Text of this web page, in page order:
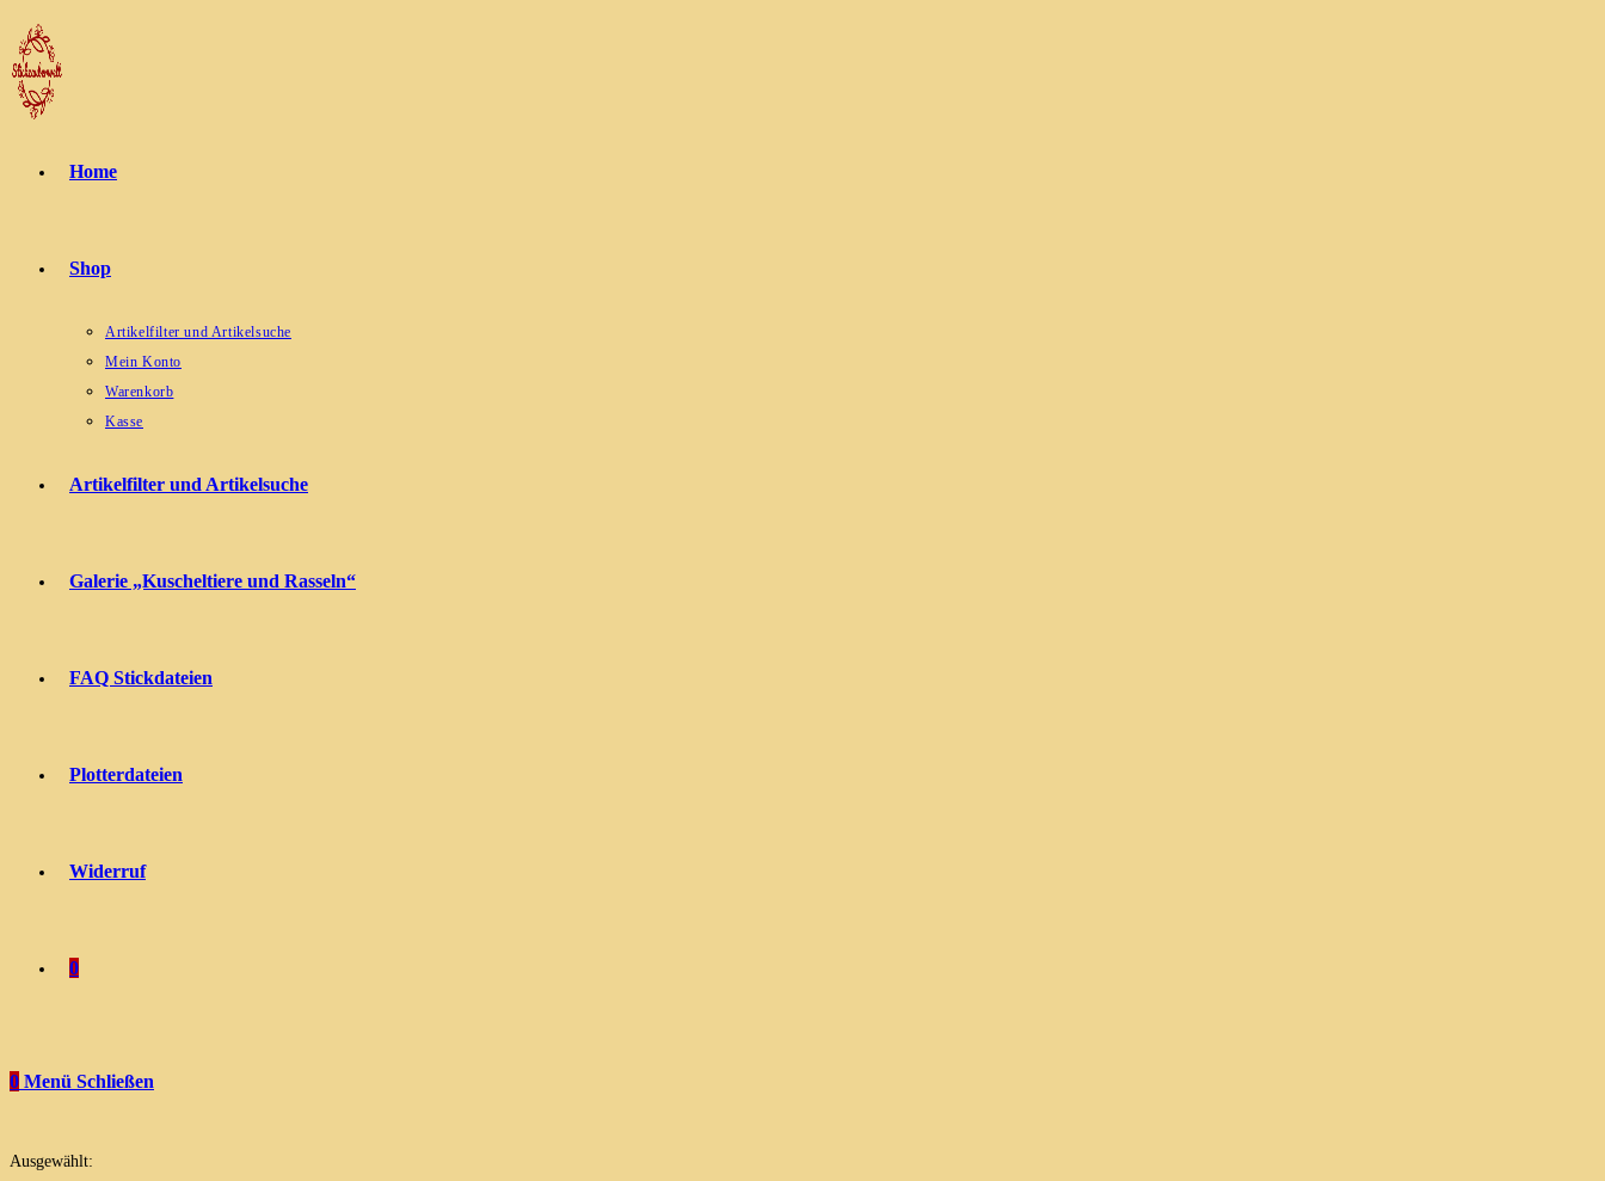
Zum
Inhalt
springen
Home
Shop
Artikelfilter und Artikelsuche
Mein Konto
Warenkorb
Kasse
Artikelfilter und Artikelsuche
Galerie „Kuscheltiere und Rasseln“
FAQ Stickdateien
Plotterdateien
Widerruf
0
0 Menü Schließen
Ausgewählt: